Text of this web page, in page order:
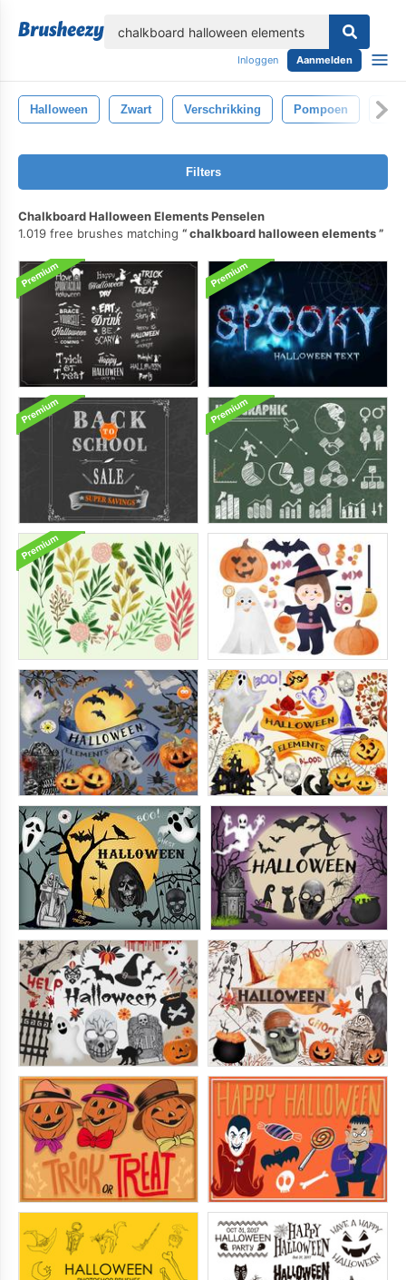
Inloggen Aanmelden
Halloween Zwart Verschrikking Pompoen
Filters
Chalkboard Halloween Elements Penselen
1.019 free brushes matching
chalkboard halloween elements